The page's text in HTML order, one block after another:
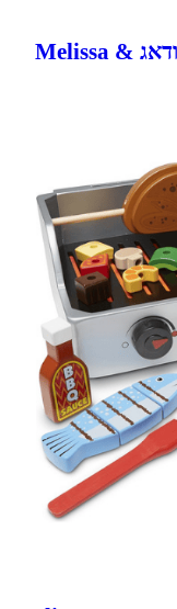
קופסת מיון צורות חוות חיות מליסה ודאג Melissa &